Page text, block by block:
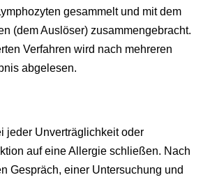
gesammelt und mit dem
(dem Auslöser) zusammengebracht.
Verfahren wird nach mehreren
abgelesen.
jeder Unverträglichkeit oder
auf eine Allergie schließen. Nach
Gespräch, einer Untersuchung und